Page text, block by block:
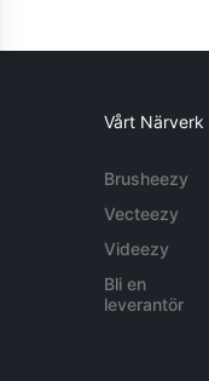
Vårt Närverk
Brusheezy
Vecteezy
Videezy
Bli en
leverantör